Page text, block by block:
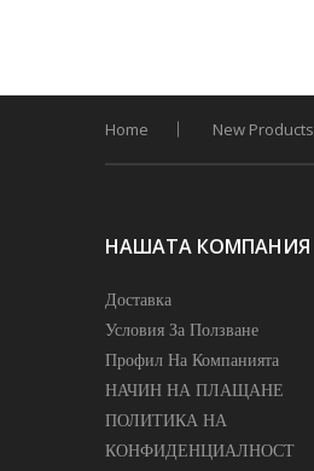
Home New Products
НАШАТА КОМПАНИЯ
Доставка
Условия За Ползване
Профил На Компанията
НАЧИН НА ПЛАЩАНЕ
ПОЛИТИКА НА
КОНФИДЕНЦИАЛНОСТ